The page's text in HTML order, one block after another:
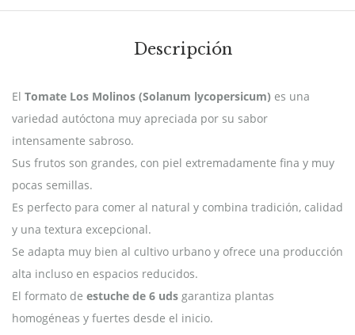
Descripción
El Tomate Los Molinos (Solanum lycopersicum) es una
variedad autóctona muy apreciada por su sabor
intensamente sabroso.
Sus frutos son grandes, con piel extremadamente fina y muy
pocas semillas.
Es perfecto para comer al natural y combina tradición, calidad
y una textura excepcional.
Se adapta muy bien al cultivo urbano y ofrece una producción
alta incluso en espacios reducidos.
El formato de estuche de 6 uds garantiza plantas
homogéneas y fuertes desde el inicio.